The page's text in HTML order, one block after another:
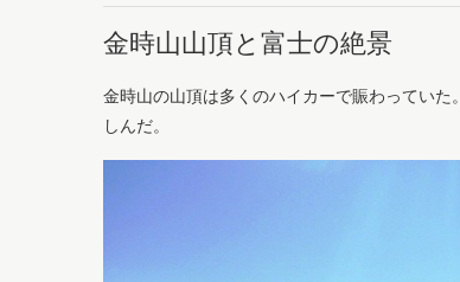
金時山山頂と富士の絶景
金時山の山頂は多くのハイカーで賑わってい
しんだ。